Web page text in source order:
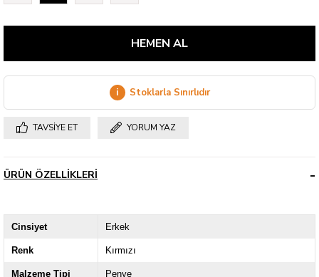
i Stoklarla Sınırlıdır
TAVSIYE ET YORUM YAZ
ÜRÜN ÖZELLIKLERI
Cinsiyet Erkek
Renk Kırmızı
Malzeme Tipi Penye